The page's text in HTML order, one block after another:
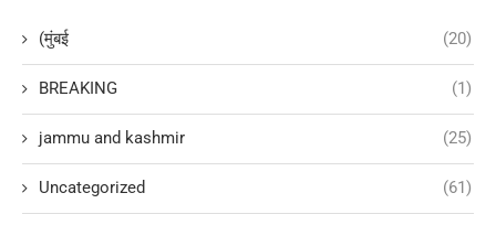
(मुंबई (20)
BREAKING (1)
jammu and kashmir (25)
Uncategorized (61)